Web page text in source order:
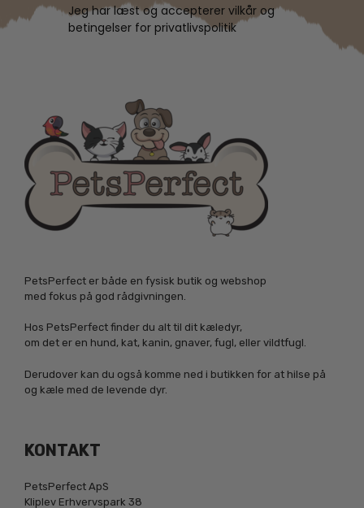
Jeg har læst og accepterer vilkår og
betingelser for privatlivspolitik
PetsPerfect er både en fysisk butik og webshop
med fokus på god rådgivningen.
Hos PetsPerfect finder du alt til dit kæledyr,
om det er en hund, kat, kanin, gnaver, fugl, eller vildtfugl.
Derudover kan du også komme ned i butikken for at hilse på
og kæle med de levende dyr.
KONTAKT
PetsPerfect ApS
Kliplev Erhvervspark 38